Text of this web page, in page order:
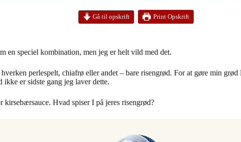
Gå til opskrift Print Opskrift
en speciel kombination, men jeg er helt vild med det.
perlespelt, chiafrø eller andet – bare risengrød. For at gøre min
ikke er sidste gang jeg laver dette.
Hvad spiser I på jeres risengrød?